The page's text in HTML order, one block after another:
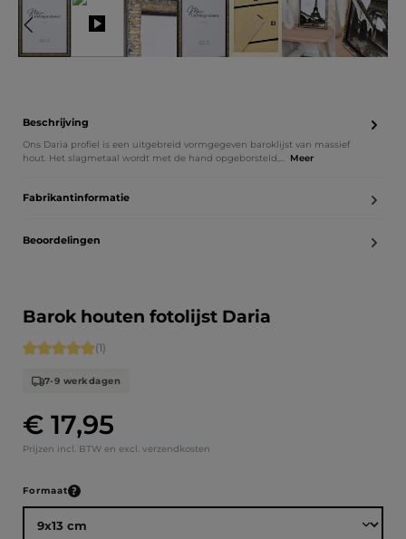
Beschrijving
Ons Daria profiel is een uitgebreid vormgegeven baroklijst van massief
hout. Het slagmetaal wordt met de hand opgeborsteld,… Meer
Fabrikantinformatie
Beoordelingen
Barok houten fotolijst Daria
Normale prijs:
€ 17,95
Prijzen incl. BTW en excl. verzendkosten
Gemiddelde waardering van 5 van 5 sterren
(1)
7-9 werkdagen
Selecteer
Formaat